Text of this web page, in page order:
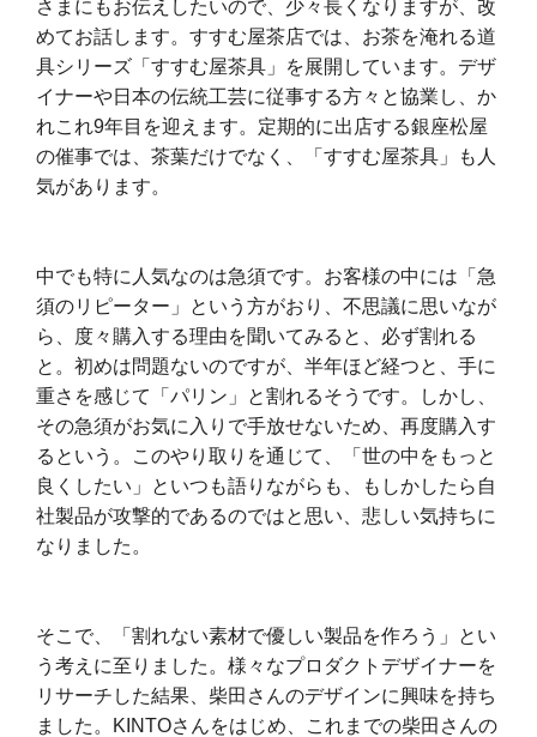
さまにもお伝えしたいので、少々長くなりますが、改
めてお話します。すすむ屋茶店では、お茶を淹れる道
具シリーズ「すすむ屋茶具」を展開しています。デザ
イナーや日本の伝統工芸に従事する方々と協業し、か
れこれ9年目を迎えます。定期的に出店する銀座松屋
の催事では、茶葉だけでなく、「すすむ屋茶具」も人
気があります。
中でも特に人気なのは急須です。お客様の中には「急
須のリピーター」という方がおり、不思議に思いなが
ら、度々購入する理由を聞いてみると、必ず割れる
と。初めは問題ないのですが、半年ほど経つと、手に
重さを感じて「パリン」と割れるそうです。しかし、
その急須がお気に入りで手放せないため、再度購入す
るという。このやり取りを通じて、「世の中をもっと
良くしたい」といつも語りながらも、もしかしたら自
社製品が攻撃的であるのではと思い、悲しい気持ちに
なりました。
そこで、「割れない素材で優しい製品を作ろう」とい
う考えに至りました。様々なプロダクトデザイナーを
リサーチした結果、柴田さんのデザインに興味を持ち
ました。KINTOさんをはじめ、これまでの柴田さんの